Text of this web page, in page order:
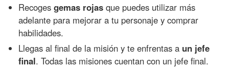
Recogesgemas rojas que puedes utilizar más
adelante para mejorar a tu personaje y comprar
habilidades.
Llegas al final de la misión y te enfrentas a un jefe
final. Todas las misiones cuentan con un jefe final.